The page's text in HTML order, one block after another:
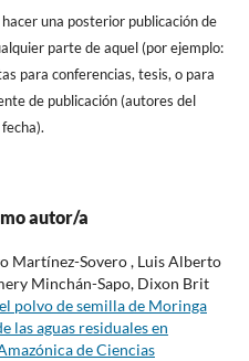
una posterior publicación de
parte de aquel (por ejemplo:
para conferencias, tesis, o para
de publicación (autores del
autor/a
Martínez-Sovero , Luis Alberto
Minchán-Sapo, Dixon Brit
polvo de semilla de Moringa
las aguas residuales en
de Ciencias